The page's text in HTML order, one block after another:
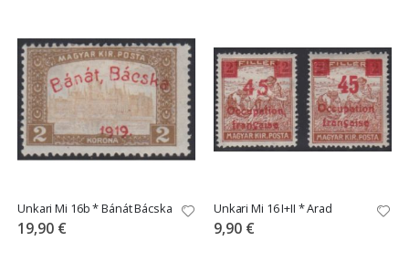
Unkari Mi 16b * Bánát Bácska
19,90 €
Unkari Mi 16 I+II * Arad
9,90 €